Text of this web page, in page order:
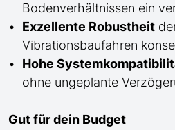
Bodenverhältnissen ein
Exzellente Robustheit
Vibrationsbaufahren
Hohe
ohne ungeplante
Gut für dein Budget